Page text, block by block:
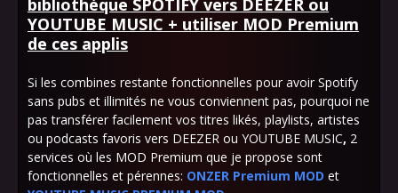
bibliothèque SPOTIFY vers DEEZER ou
YOUTUBE MUSIC + utiliser MOD Premium
de ces applis
Si les combines restante fonctionnelles pour avoir Spotify
sans pubs et illimités ne vous conviennent pas, pourquoi ne
pas transférer facilement vos titres likés, playlists, artistes
ou podcasts favoris vers DEEZER ou YOUTUBE MUSIC, 2
services où les MOD Premium que je propose sont
fonctionnelles et pérennes: ONZER Premium MOD et